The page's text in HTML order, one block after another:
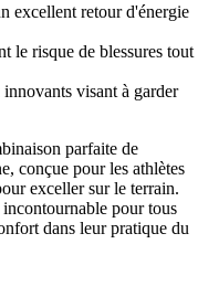
excellent retour d'énergie
le risque de blessures tout
innovants visant à garder
parfaite de
conçue pour les athlètes
exceller sur le terrain.
pour tous
dans leur pratique du